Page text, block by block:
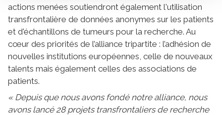
actions menées soutiendront également l'utilisation
transfrontalière de données anonymes sur les patients
et d'échantillons de tumeurs pour la recherche. Au
cœur des priorités de l’alliance tripartite : l’adhésion de
nouvelles institutions européennes, celle de nouveaux
talents mais également celles des associations de
patients.
« Depuis que nous avons fondé notre alliance, nous
avons lancé 28 projets transfrontaliers de recherche